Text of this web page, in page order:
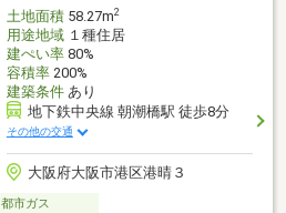
土地面積58.27m2
用途地域１種住居
建ぺい率80%
容積率200%
建築条件あり
地下鉄中央線 朝潮橋駅 徒歩8分
その他の交通
大阪府大阪市港区港晴３
都市ガス